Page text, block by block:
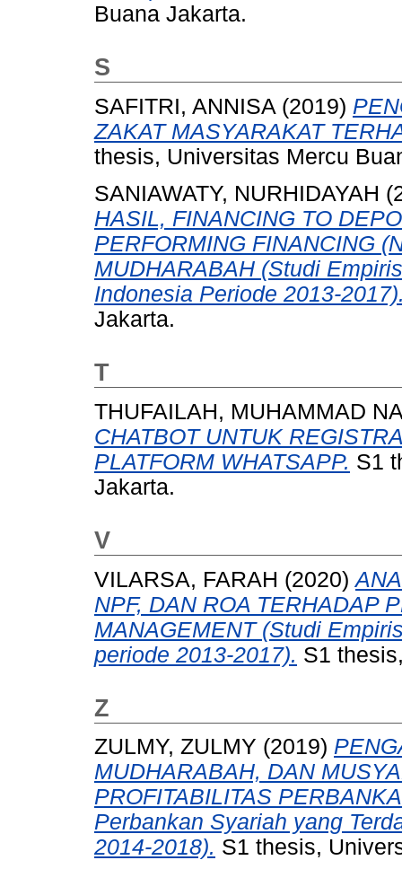
Buana Jakarta.
S
SAFITRI, ANNISA (2019)
ZAKAT MASYARAKAT
thesis, Universitas Mercu
SANIAWATY, NURHIDAYAH
HASIL, FINANCING TO
PERFORMING FINANCING
MUDHARABAH (Studi
Indonesia Periode 2013-
Jakarta.
T
THUFAILAH, MUHAMMAD
CHATBOT UNTUK
PLATFORM WHATSAPP. S1
Jakarta.
V
VILARSA, FARAH (2020)
NPF, DAN ROA TERHADAP
MANAGEMENT (Studi
periode 2013-2017). S1
Z
ZULMY, ZULMY (2019)
MUDHARABAH, DAN
PROFITABILITAS
Perbankan Syariah yang
2014-2018). S1 thesis,